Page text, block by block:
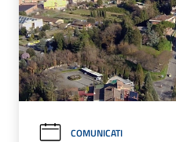
COMUNICATI